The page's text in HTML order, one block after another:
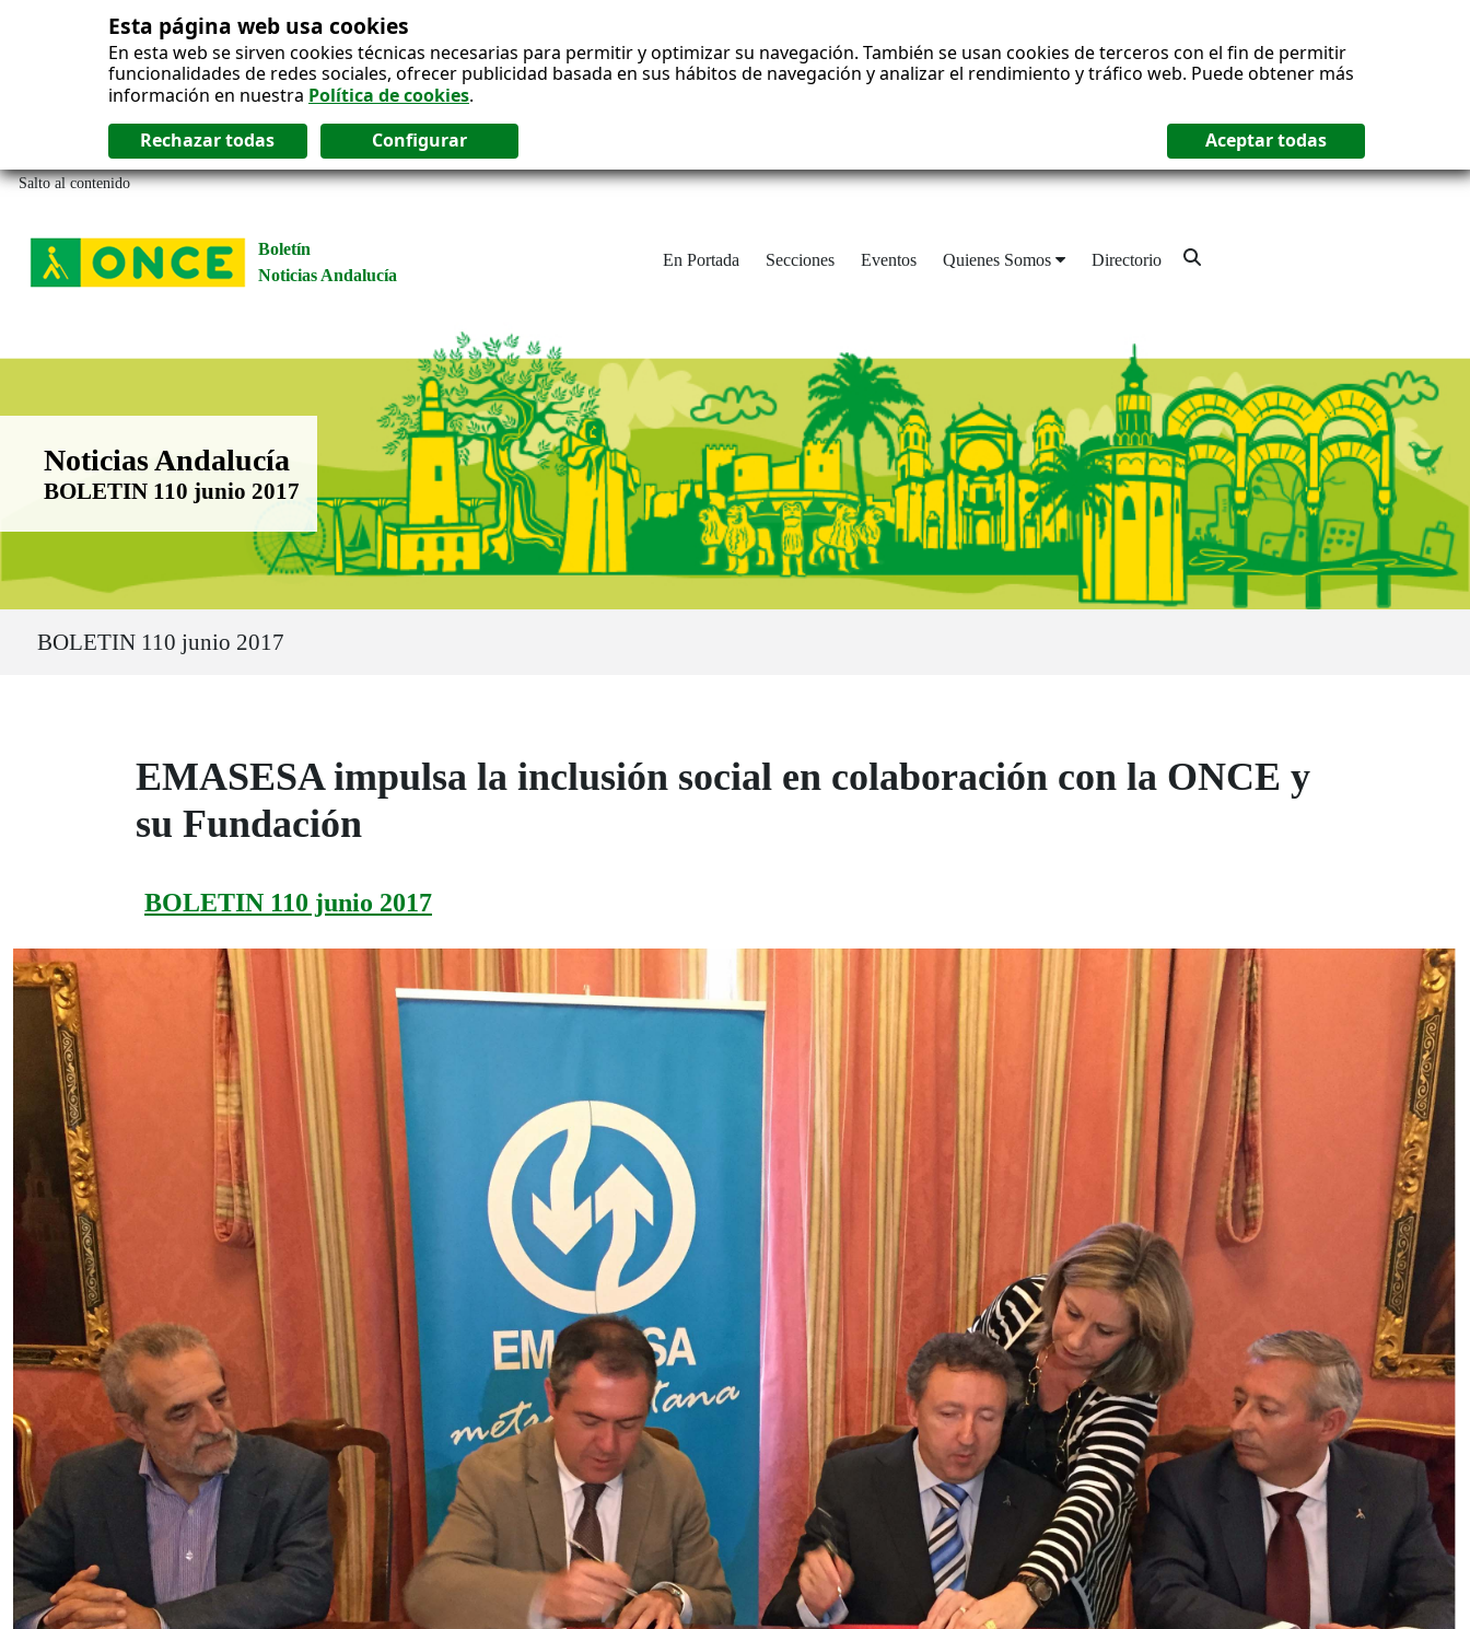
Esta página web usa cookies
En esta web se sirven cookies técnicas necesarias para permitir y optimizar su navegación. También se usan cookies de terceros con el fin de permitir
funcionalidades de redes sociales, ofrecer publicidad basada en sus hábitos de navegación y analizar el rendimiento y tráfico web. Puede obtener más
información en nuestra Política de cookies.
Salto al contenido
Boletín
Noticias Andalucía
En Portada Secciones Eventos Quienes Somos Directorio
Boletín Noticias Andalucía
Noticias Andalucía
BOLETIN 110 junio 2017
BOLETIN 110 junio 2017
EMASESA impulsa la inclusión social en colaboración con la ONCE y
su Fundación
BOLETIN 110 junio 2017